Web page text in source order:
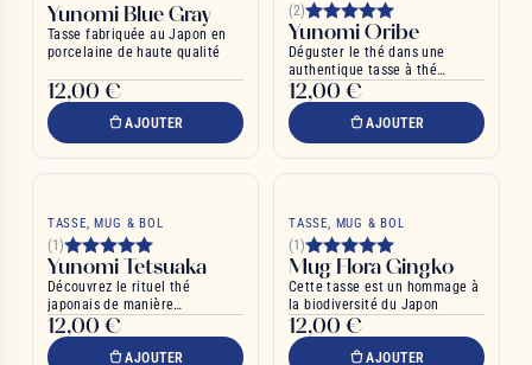
Yunomi Blue Gray
Tasse fabriquée au Japon en
porcelaine de haute qualité
12,00 €
AJOUTER
(2)
Yunomi Oribe
Déguster le thé dans une
authentique tasse à thé
japonaise
12,00 €
AJOUTER
TASSE, MUG & BOL
(1)
Yunomi Tetsuaka
Découvrez le rituel thé
japonais de manière
authentique
12,00 €
AJOUTER
TASSE, MUG & BOL
(1)
Mug Flora Gingko
Cette tasse est un hommage à
la biodiversité du Japon
12,00 €
AJOUTER